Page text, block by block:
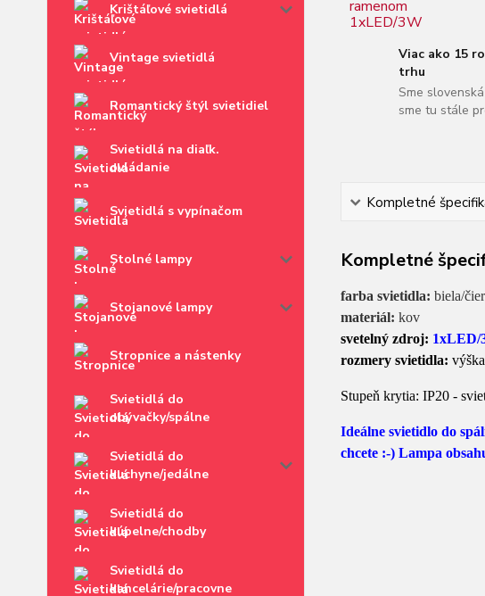
Krištáľové svietidlá
Vintage svietidlá
Romantický štýl svietidiel
Svietidlá na diaľk.
ovládanie
Svietidlá s vypínačom
Stolné lampy
Stojanové lampy
Stropnice a nástenky
Svietidlá do
obývačky/spálne
Svietidlá do
kuchyne/jedálne
Svietidlá do
kúpelne/chodby
Svietidlá do
kancelárie/pracovne
Viac ako 15
trhu
Sme
sme tu stále
Kompletné
Kompletné
farba svietidla: biela/
materiál: kov
svetelný zdroj: 1xLED/
rozmery svietidla:
Stupeň krytia: IP20 -
Ideálne svietidlo do
chcete :-) Lampa